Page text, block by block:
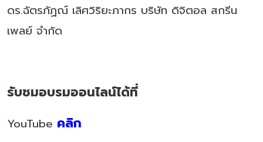
ดร.ฉัตรภัฏณ์ เลิศวิริยะภากร บริษัท ดิจิตอล สกรีน
เพลย์ จำกัด
รับชมอบรมออนไลน์ได้ที่
YouTube คลิก